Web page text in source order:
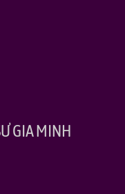
GIA MINH